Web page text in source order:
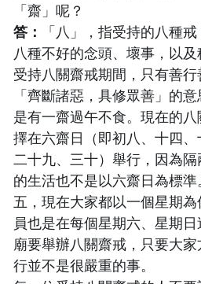
「齋」呢？
答：
「八」，指受持的八種
八種不好的念頭、壞事，以及
受持八關齋戒期間，只有善
「齊斷諸惡，具修眾善」的
是有一齋過午不食。現在的
擇在六齋日（即初八、十四、
二十九、三十）舉行，因為
的生活也不是以六齋日為標
五，現在大家都以一個星期
員也是在每個星期六、星期
廟要舉辦八關齋戒，只要大
行並不是很嚴重的事。